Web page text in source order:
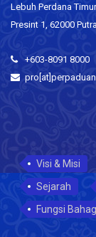
Lebuh Perdana
Presint 1, 62000
+603-8091 8000
Visi & Misi
Sejarah
Fungsi